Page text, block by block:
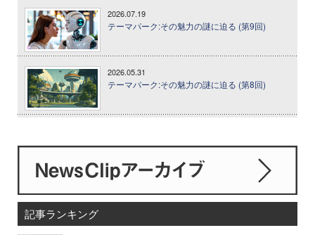
2026.07.19
テーマパーク:その魅力の謎に迫る (第9回)
2026.05.31
テーマパーク:その魅力の謎に迫る (第8回)
記事ランキング